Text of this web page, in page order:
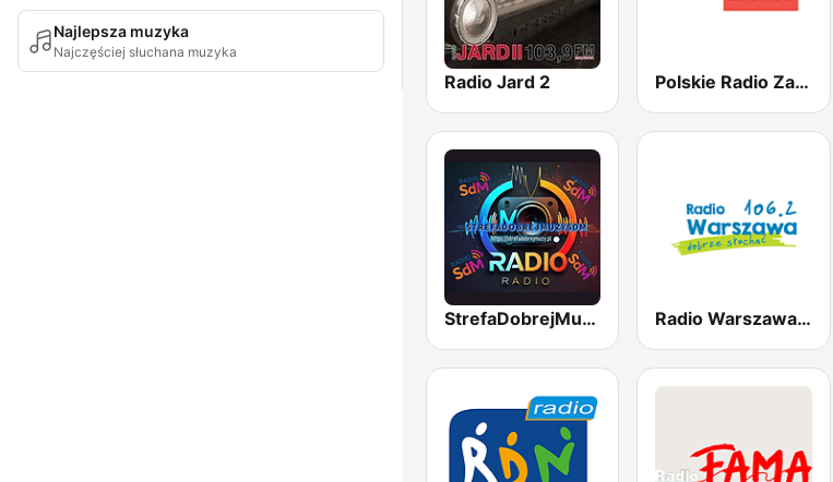
Najlepsza muzyka
Najczęściej słuchana muzyka
Radio Jard 2 Polskie Radio Zachód 103FM
StrefaDobrejMuzy Radio SDM Radio Warszawa 106.2